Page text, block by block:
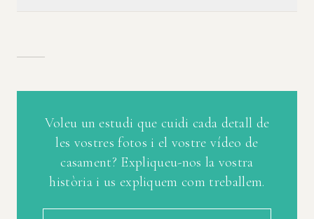
Voleu un estudi que cuidi cada detall de
les vostres fotos i el vostre vídeo de
casament? Expliqueu-nos la vostra
història i us expliquem com treballem.